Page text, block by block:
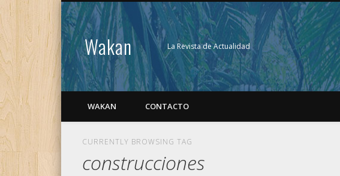
Wakan La Revista de Actualidad
WAKAN CONTACTO
CURRENTLY BROWSING TAG
construcciones